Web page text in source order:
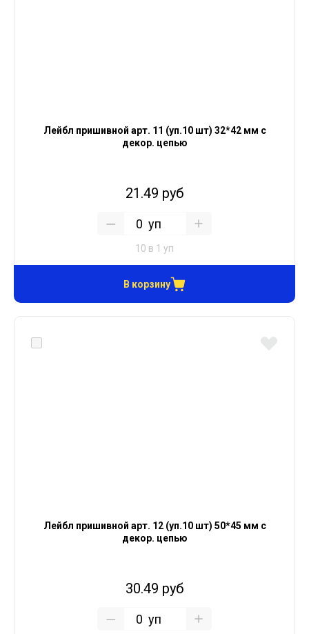
Лейбл пришивной арт. 11 (уп.10 шт) 32*42 мм с
декор. цепью
21.49 руб
уп
10 в 1 уп
В корзину
Лейбл пришивной арт. 12 (уп.10 шт) 50*45 мм с
декор. цепью
30.49 руб
уп